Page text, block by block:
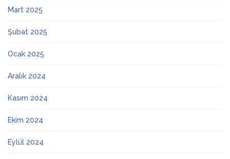
Mart 2025
Şubat 2025
Ocak 2025
Aralık 2024
Kasım 2024
Ekim 2024
Eylül 2024